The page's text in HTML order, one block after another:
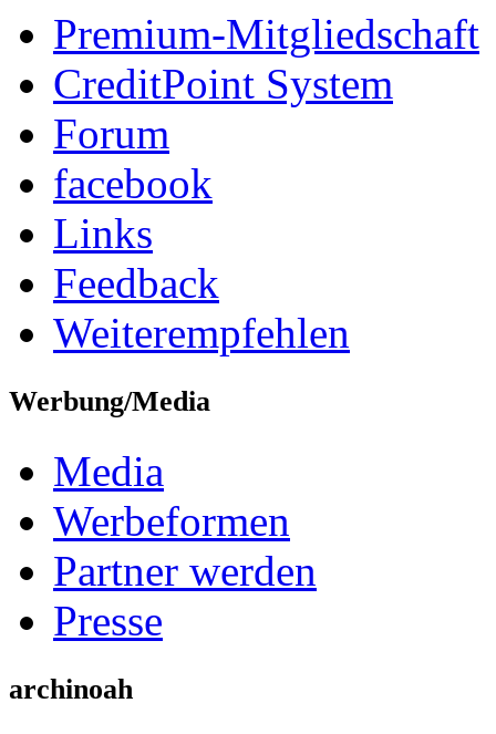
Premium-Mitgliedschaft
CreditPoint System
Forum
facebook
Links
Feedback
Weiterempfehlen
Werbung/Media
Media
Werbeformen
Partner werden
Presse
archinoah